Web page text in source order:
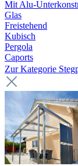
Mit Alu-
Glas
Freistehend
Kubisch
Pergola
Caports
Zur Kategorie